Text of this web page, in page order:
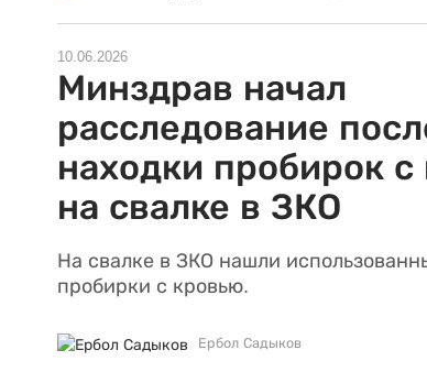
10.06.2026
Минздрав начал
расследование
находки пробирок
на свалке в ЗКО
На свалке в ЗКО нашли
пробирки с кровью.
Ербол Садыков